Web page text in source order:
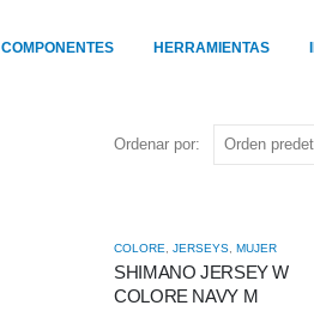
COMPONENTES HERRAMIENTAS
Ordenar por:
COLORE JERSEYS MUJER
SHIMANO JERSEY W
COLORE NAVY M